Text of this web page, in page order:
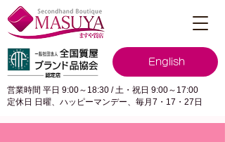
English
営業時間 平日 9:00～18:30 / 土・祝日 9:00～17:00
定休日 日曜、ハッピーマンデー、毎月7・17・27日